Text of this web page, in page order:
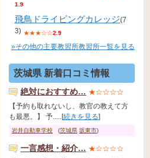
1.9
飛鳥ドライビングカレッジ(7
3) ★★★☆☆2.9
»その他の主要教習所教習所一覧を見る
茨城県 新着口コミ情報
絶対におすすめ… ★☆☆☆☆
【予約も取れないし、教官の教えて方
も最悪。】 予.....[続きを見る]
岩井自動車学校 (茨城県 坂東市)
一言感想・紹介… ★☆☆☆☆